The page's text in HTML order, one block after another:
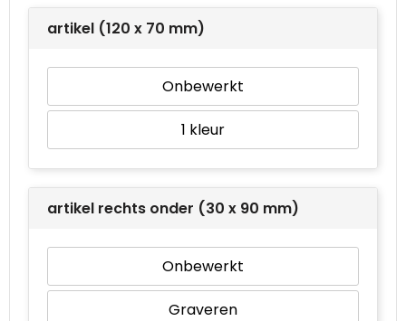
artikel (120 x 70 mm)
Onbewerkt
1
artikel rechts onder (30 x 90 mm)
Onbewerkt
Graveren